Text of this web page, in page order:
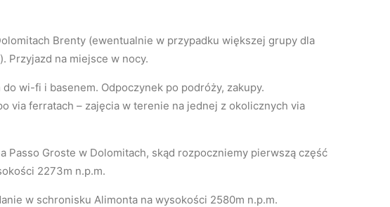
Brenty (ewentualnie w przypadku większej grupy dla
Przyjazd na miejsce w nocy.
wi-fi i basenem. Odpoczynek po podróży, zakupy.
via ferratach – zajęcia w terenie na jednej z okolicznych via
Groste w Dolomitach, skąd rozpoczniemy pierwszą część
2273m n.p.m.
w schronisku Alimonta na wysokości 2580m n.p.m.